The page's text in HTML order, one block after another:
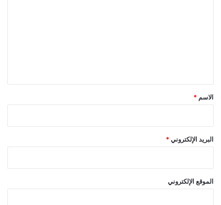
*
الاسم *
البريد الإلكتروني *
الموقع الإلكتروني